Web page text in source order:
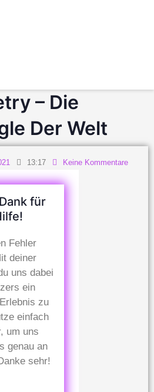
– Die
Der Welt
13:17 Keine Kommentare
für
Fehler
deiner
uns dabei
ein
zu
einfach
um uns
genau an
sehr!